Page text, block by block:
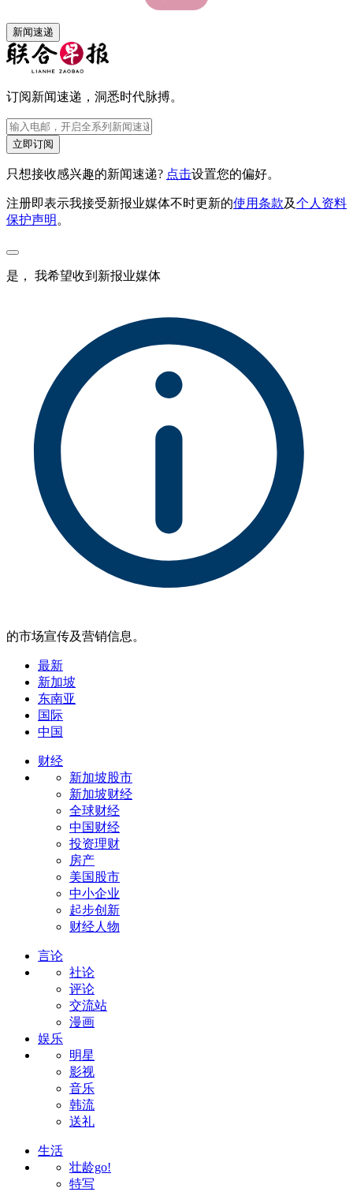
新闻速递
订阅新闻速递，洞悉时代脉搏。
立即订阅
只想接收感兴趣的新闻速递? 点击设置您的偏好。
注册即表示我接受新报业媒体不时更新的使用条款及个人资料
保护声明 。
是， 我希望收到新报业媒体
的市场宣传及营销信息。
最新
新加坡
东南亚
国际
中国
财经
新加坡股市
新加坡财经
全球财经
中国财经
投资理财
房产
美国股市
中小企业
起步创新
财经人物
言论
社论
评论
交流站
漫画
娱乐
明星
影视
音乐
韩流
送礼
生活
壮龄go!
特写